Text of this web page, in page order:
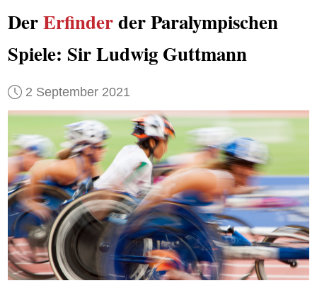
DerErfinderder Paralympischen
Spiele: Sir Ludwig Guttmann
2 September 2021